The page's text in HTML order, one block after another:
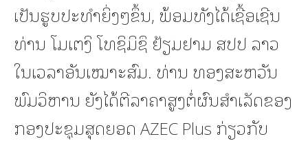
ເປັນຮູບປະທໍາຍິ່ງໆຂຶ້ນ, ພ້ອມທັງໄດ້ເຊື້ອເຊີນ
ທ່ານ ໂມເຕງິ ໂທຊິມິຊຶ ຢ້ຽມຢາມ ສປປ ລາວ
ໃນເວລາອັນເໝາະສົມ. ທ່ານ ທອງສະຫວັນ
ພົມວິຫານ ຍັງໄດ້ຕີລາຄາສູງຕໍ່ຜົນສໍາເລັດຂອງ
ກອງປະຊຸມສຸດຍອດ AZEC Plus ກ່ຽວກັບ